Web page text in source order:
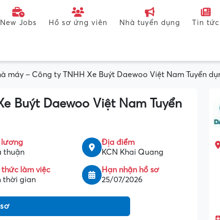
New Jobs Hồ sơ ứng viên Nhà tuyển dụng Tin tức
máy – Công ty TNHH Xe Buýt Daewoo Việt Nam Tuyển
Buýt Daewoo Việt Nam Tuyển
thuận
Địa điểm
KCN Khai Quang
thức làm việc
thời gian
Hạn nhận hồ sơ
25/07/2026